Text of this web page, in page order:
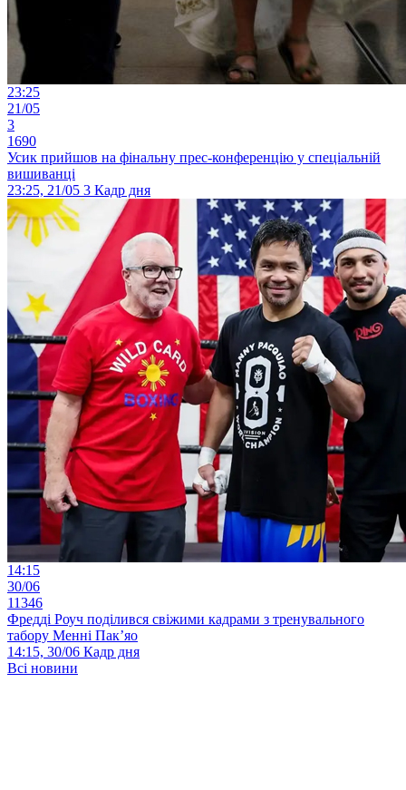
23:25
21/05
3
1690
Усик прийшов на фінальну прес-конференцію у спеціальній
вишиванці
23:25, 21/05 3 Кадр дня
14:15
30/06
11346
Фредді Роуч поділився свіжими кадрами з тренувального
табору Менні Пак’яо
14:15, 30/06 Кадр дня
Всі новини